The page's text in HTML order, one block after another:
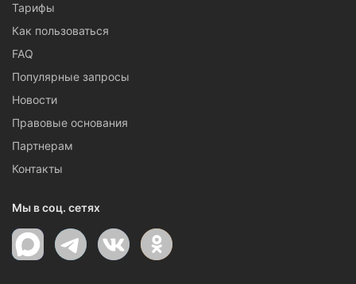
Тарифы
Как пользоваться
FAQ
Популярные запросы
Новости
Правовые основания
Партнерам
Контакты
Мы в соц. сетях